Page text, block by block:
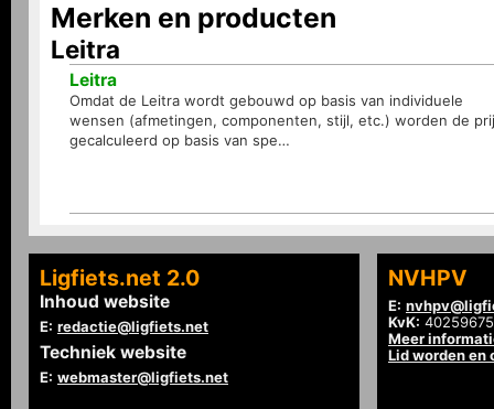
Merken en producten
Leitra
Leitra
Omdat de Leitra wordt gebouwd op basis van individuele
wensen (afmetingen, componenten, stijl, etc.) worden de
gecalculeerd op basis van spe…
Ligfiets.net 2.0
Inhoud website
E: redactie@ligfiets.net
Techniek website
E: webmaster@ligfiets.net
NVHPV
E:
KvK: 40259675
Meer
Lid worden en